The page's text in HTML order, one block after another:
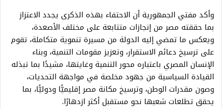
وأكد مفتي الجمهورية أن الاحتفاء بهذه الذكرى يجدد الاعتزاز
بما حققته مصر من إنجازات متتابعة على مختلف الأصعدة،
ويعكس ما تمضي إليه الدولة من مسيرة تنموية متكاملة، تقوم
على ترسيخ دعائم الاستقرار، وتعزيز مقومات التنمية، وبناء
الإنسان المصري باعتباره محور التنمية وغايتها، مشيدًا بما تبذله
القيادة السياسية من جهود مخلصة في مواجهة التحديات،
وصون مقدرات الوطن، وترسيخ مكانة مصر إقليميًّا ودوليًّا، بما
يحقق تطلعات شعبها نحو مستقبل أكثر ازدهارًا.